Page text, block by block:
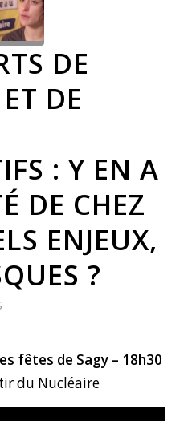
DE
DE
: Y EN A
DE CHEZ
ENJEUX,
?
fêtes de Sagy – 18h30
du Nucléaire